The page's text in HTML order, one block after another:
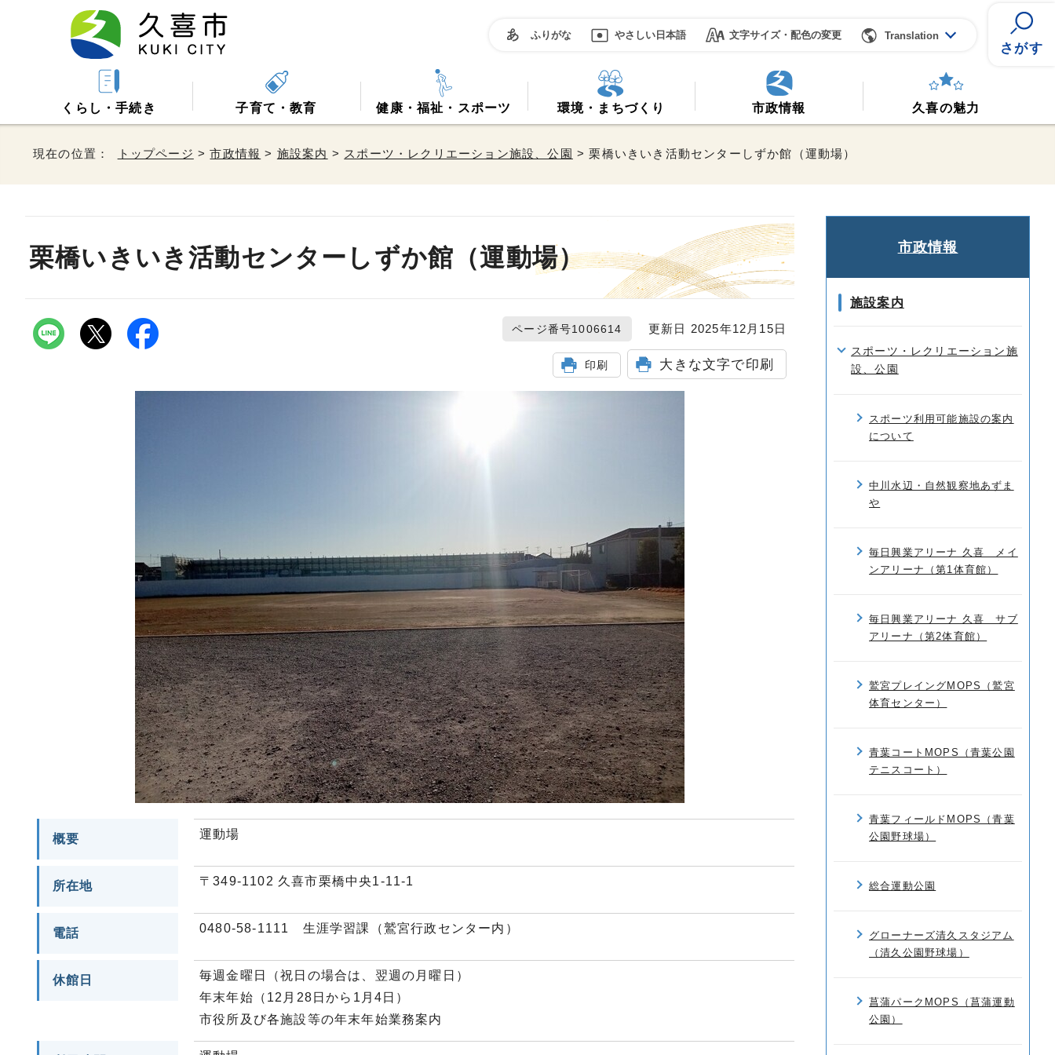
ふりがな やさしい日本語 文字サイズ・配色の変更 Translation
さがす
くらし・手続き 子育て・教育 健康・福祉・スポーツ 環境・まちづくり 市政情報 久喜の魅力
現在の位置： トップページ >市政情報 > 施設案内 > スポーツ・レクリエーション施設、公園 > 栗橋いきいき活動センターしずか館（運動場）
栗橋いきいき活動センターしずか館（運動場）
ページ番号1006614 更新日 2025年12月15日
印刷 大きな文字で印刷
概要 運動場
所在地 〒349-1102 久喜市栗橋中央1-11-1
電話 0480-58-1111 生涯学習課（鷲宮行政センター内）
休館日
毎週金曜日（祝日の場合は、翌週の月曜日）
年末年始（12月28日から1月4日）
市役所及び各施設等の年末年始業務案内
市政情報
施設案内
スポーツ・レクリエーション施
設、公園
スポーツ利用可能施設の案内
について
中川水辺・自然観察地あずま
や
毎日興業アリーナ 久喜 メイ
ンアリーナ（第1体育館）
毎日興業アリーナ 久喜 サブ
アリーナ（第2体育館）
鷲宮プレイングMOPS（鷲宮
体育センター）
青葉コートMOPS（青葉公園
テニスコート）
青葉フィールドMOPS（青葉
公園野球場）
総合運動公園
グローナーズ清久スタジアム
（清久公園野球場）
菖蒲パークMOPS（菖蒲運動
公園）